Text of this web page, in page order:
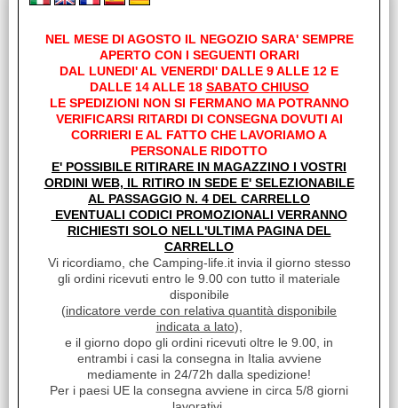
Stampa
Avvisami quando diminuisce il prezzo
Condividi
Richiedi informazioni
PIASTRA GIREVOLE DX (LATO PASSEGGERO) PER VW T4 FINO
NEL MESE DI AGOSTO IL NEGOZIO SARA' SEMPRE
APERTO CON I SEGUENTI ORARI
DAL LUNEDI' AL VENERDI' DALLE 9 ALLE 12 E
DALLE 14 ALLE 18 SABATO CHIUSO
LE SPEDIZIONI NON SI FERMANO MA POTRANNO
VERIFICARSI RITARDI DI CONSEGNA DOVUTI AI
CORRIERI E AL FATTO CHE LAVORIAMO A
PERSONALE RIDOTTO
E' POSSIBILE RITIRARE IN MAGAZZINO I VOSTRI
ORDINI WEB, IL RITIRO IN SEDE E' SELEZIONABILE
AL PASSAGGIO N. 4 DEL CARRELLO
EVENTUALI CODICI PROMOZIONALI VERRANNO
RICHIESTI SOLO NELL'ULTIMA PAGINA DEL
CARRELLO
Vi ricordiamo, che Camping-life.it invia il giorno stesso
gli ordini ricevuti entro le 9.00 con tutto il materiale
disponibile
(indicatore verde con relativa quantità disponibile
indicata a lato),
e il giorno dopo gli ordini ricevuti oltre le 9.00, in
entrambi i casi la consegna in Italia avviene
mediamente in 24/72h dalla spedizione!
Per i paesi UE la consegna avviene in circa 5/8 giorni